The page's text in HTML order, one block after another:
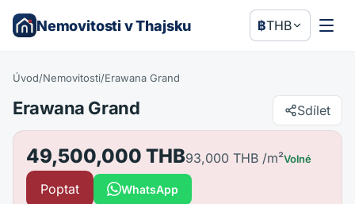
Nemovitosti v Thajsku ฿THB
Úvod/Nemovitosti/Erawana Grand
Erawana Grand Sdílet
49,500,000 THB93,000 THB /m²Volné
Poptat WhatsApp